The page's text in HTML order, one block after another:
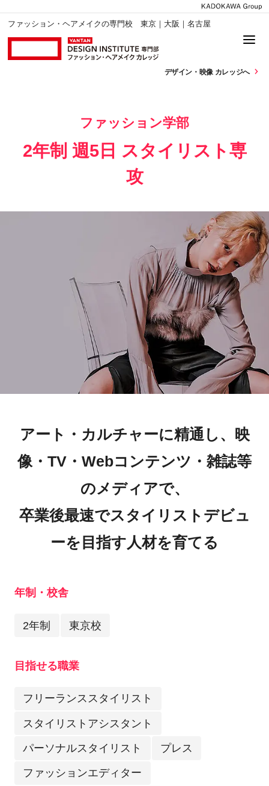
ファッション・ヘアメイクの専門校 東京｜大阪｜名古屋
デザイン・ 映像 カレッジへ
ファッション学部
2年制 週5日 スタイリスト専
攻
アート・カルチャーに精通し、映
像・TV・Webコンテンツ・雑誌等
のメディアで、
卒業後最速でスタイリストデビュ
ーを目指す人材を育てる
年制・校舎
2年制 東京校
目指せる職業
フリーランススタイリスト
スタイリストアシスタント
パーソナルスタイリスト プレス
ファッションエディター